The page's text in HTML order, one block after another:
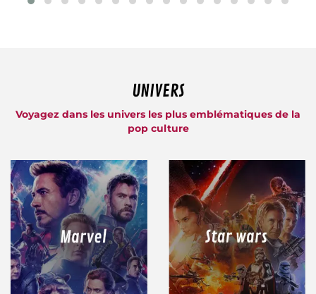
UNIVERS
Voyagez dans les univers les plus emblématiques de la
pop culture